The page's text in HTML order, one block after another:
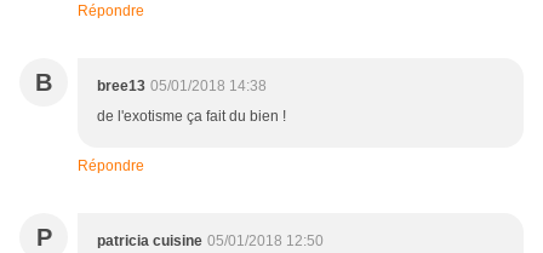
Répondre
B bree13 05/01/2018 14:38
de l'exotisme ça fait du bien !
Répondre
P patricia cuisine 05/01/2018 12:50